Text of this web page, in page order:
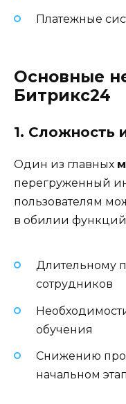
Платежные
Основные
Битрикс24
1. Сложность
Один из главных
перегруженный
пользователям
в обилии функций
Длительному
сотрудников
обучения
Снижению
начальном